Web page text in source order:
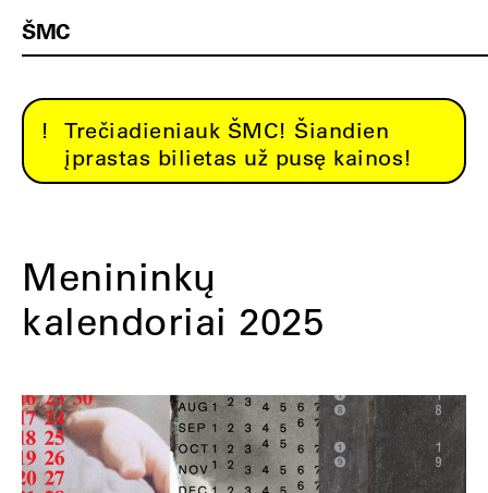
ŠMC
Trečiadieniauk ŠMC! Šiandien
įprastas bilietas už pusę kainos!
Menininkų
kalendoriai 2025